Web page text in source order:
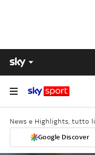
News e Highlights, tutto
Google Discover